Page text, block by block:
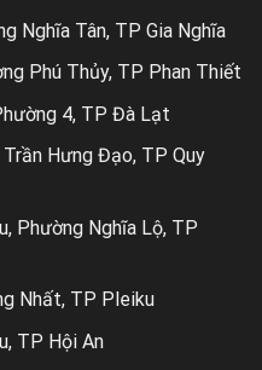
Nghĩa Tân, TP Gia Nghĩa
Phú Thủy, TP Phan Thiết
4, TP Đà Lạt
Hưng Đạo, TP Quy
Phường Nghĩa Lộ, TP
Nhất, TP Pleiku
TP Hội An